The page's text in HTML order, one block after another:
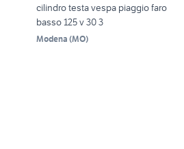
cilindro testa vespa piaggio faro
basso 125 v 30 3
Modena (MO)